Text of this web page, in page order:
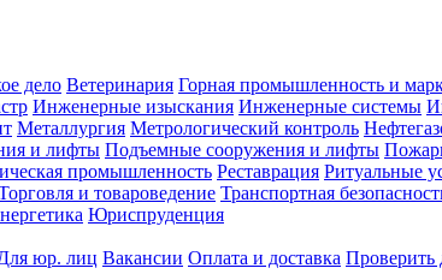
дело Ветеринария Горная промышленность и
Инженерные изыскания Инженерные системы
Металлургия Метрологический контроль
и лифты Подъемные сооружения и лифты
промышленность Реставрация Ритуальные
и товароведение Транспортная
Юриспруденция
юр. лиц Вакансии Оплата и доставка Проверить